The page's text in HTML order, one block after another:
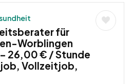
für
Worblingen
26,00 € / Stunde
Vollzeitjob,